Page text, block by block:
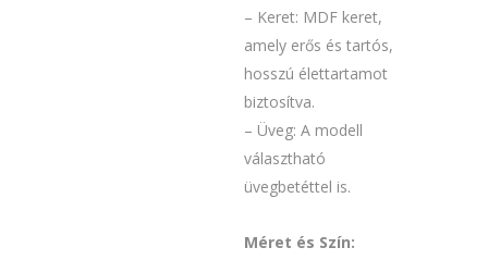
– Keret: MDF keret,
amely erős és tartós,
hosszú élettartamot
biztosítva.
– Üveg: A modell
választható
üvegbetéttel is.
Méret és Szín: